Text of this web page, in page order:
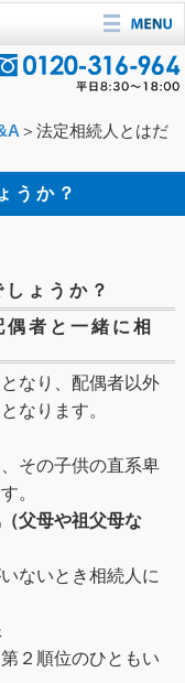
＞法定相続人とはだ
うか？
ょうか？
者と一緒に相
なり、配偶者以外
なります。
その子供の直系卑
。
父母や祖父母な
ないとき相続人に
２順位のひともい